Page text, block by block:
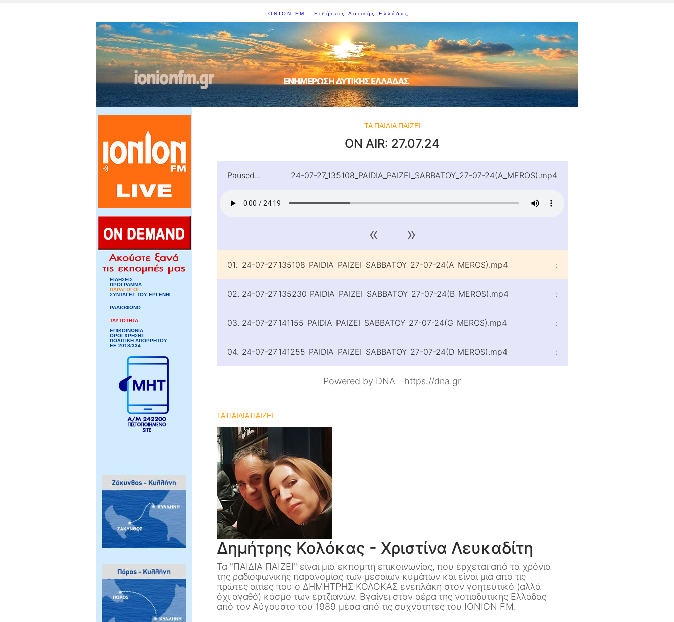
IONION FM - Ειδήσεις Δυτικής Ελλάδας
ΕΙΔΗΣΕΙΣ
ΠΡΟΓΡΑΜΜΑ
ΠΑΡΑΓΩΓΟΙ
ΣΥΝΤΑΓΕΣ ΤΟΥ ΕΡΓΕΝΗ
ΡΑΔΙΟΦΩΝΟ
ΤΑΥΤΟΤΗΤΑ
ΕΠΙΚΟΙΝΩΝΙΑ
ΟΡΟΙ ΧΡΗΣΗΣ
ΠΟΛΙΤΙΚΗ ΑΠΟΡΡΗΤΟΥ
ΕΕ 2018/334
ΤΑ ΠΑΙΔΙΑ ΠΑΙΖΕΙ
ON AIR: 27.07.24
Paused... 24-07-27_135108_PAIDIA_PAIZEI_SABBATOY_27-07-24(A_MEROS).mp4
« »
01. 24-07-27_135108_PAIDIA_PAIZEI_SABBATOY_27-07-24(A_MEROS).mp4 :
02. 24-07-27_135230_PAIDIA_PAIZEI_SABBATOY_27-07-24(B_MEROS).mp4 :
03. 24-07-27_141155_PAIDIA_PAIZEI_SABBATOY_27-07-24(G_MEROS).mp4 :
04. 24-07-27_141255_PAIDIA_PAIZEI_SABBATOY_27-07-24(D_MEROS).mp4 :
Powered by DNA - https://dna.gr
ΤΑ ΠΑΙΔΙΑ ΠΑΙΖΕΙ
Δημήτρης Κολόκας - Χριστίνα Λευκαδίτη
Τα "ΠΑΙΔΙΑ ΠΑΙΖΕΙ" είναι μια εκπομπή επικοινωνίας, που έρχεται από τα χρόνια
της ραδιοφωνικής παρανομίας των μεσαίων κυμάτων και είναι μια από τις
πρώτες αιτίες που ο ΔΗΜΗΤΡΗΣ ΚΟΛΟΚΑΣ ενεπλάκη στον γοητευτικό (αλλά
όχι αγαθό) κόσμο των ερτζιανών. Βγαίνει στον αέρα της νοτιοδυτικής Ελλάδας
από τον Αύγουστο του 1989 μέσα από τις συχνότητες του IONION FM.